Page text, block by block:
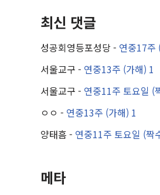
최신 댓글
성공회영등포성당- 연중17주
서울교구 - 연중13주 (가해) 1
서울교구 - 연중11주 토요일 (
ㅇㅇ - 연중13주 (가해) 1
양태흠 - 연중11주 토요일 (짝
메타